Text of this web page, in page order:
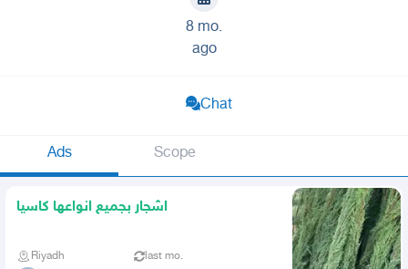
8 mo.
ago
Chat
Ads Scope
اشجار بجميع انواعها كاسيا
Riyadh last mo.